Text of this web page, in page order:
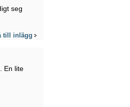
seg
till inlägg
En lite